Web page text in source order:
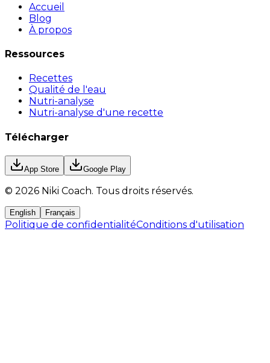
Accueil
Blog
À propos
Ressources
Recettes
Qualité de l'eau
Nutri-analyse
Nutri-analyse d'une recette
Télécharger
App Store Google Play
© 2026 Niki Coach. Tous droits réservés.
English Français
Politique de confidentialitéConditions d'utilisation